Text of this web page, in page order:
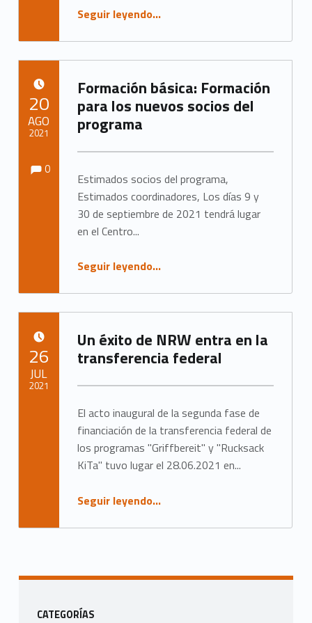
Seguir leyendo“Ambivalente Held*innen: Nicht nur ein Film, sondern eine wirkliche Lebens- und Familiengeschichte. „Lucica und ihre Kinder“ sorgte an zwei Veranstaltungstagen für einen regen Meinungs- und Erfahrungsaustausch”
…
Formación básica: Formación
para los nuevos socios del
programa
Estimados socios del programa,
Estimados coordinadores, Los días 9 y
30 de septiembre de 2021 tendrá lugar
en el Centro...
Seguir leyendo…
20
AGO
2021
Observaciones:
0
Un éxito de NRW entra en la
transferencia federal
El acto inaugural de la segunda fase de
financiación de la transferencia federal de
los programas "Griffbereit" y "Rucksack
KiTa" tuvo lugar el 28.06.2021 en...
Seguir leyendo“Eine NRW-Erfolgsgeschichte geht in den Bundestransfer”
…
26
JUL
2021
Barra lateral
CATEGORÍAS